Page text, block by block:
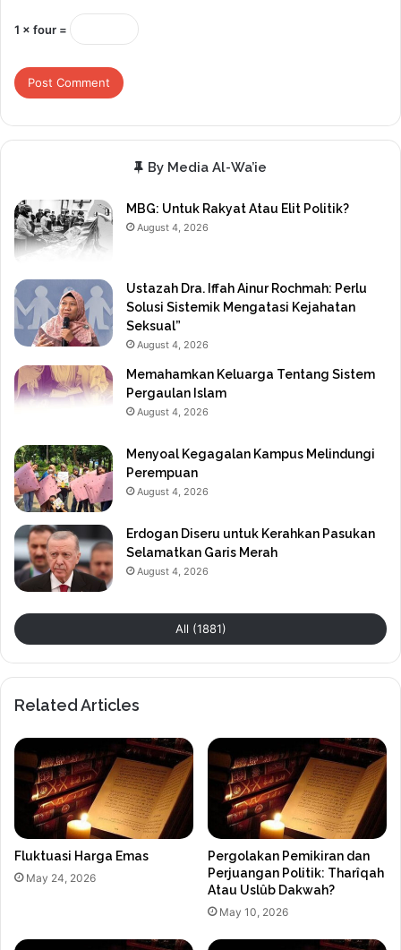
1 × four =
By Media Al-Wa’ie
MBG: Untuk Rakyat Atau Elit Politik?
August 4, 2026
Ustazah Dra. Iffah Ainur Rochmah: Perlu
Solusi Sistemik Mengatasi Kejahatan
Seksual”
August 4, 2026
Memahamkan Keluarga Tentang Sistem
Pergaulan Islam
August 4, 2026
Menyoal Kegagalan Kampus Melindungi
Perempuan
August 4, 2026
Erdogan Diseru untuk Kerahkan Pasukan
Selamatkan Garis Merah
August 4, 2026
All (1881)
Related Articles
Fluktuasi Harga Emas
May 24, 2026
Pergolakan Pemikiran dan
Perjuangan Politik: Tharîqah
Atau Uslûb Dakwah?
May 10, 2026